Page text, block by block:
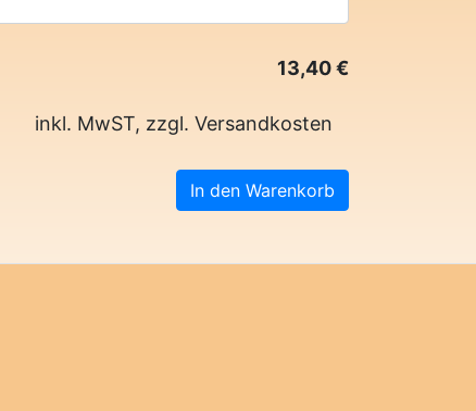
13,40€
inkl. MwST, zzgl. Versandkosten